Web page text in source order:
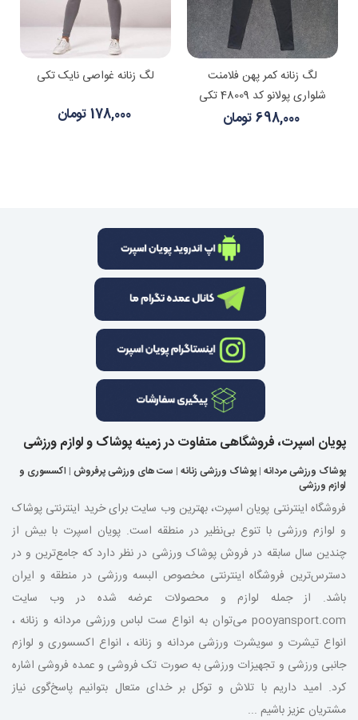
لگ زنانه غواصی نایک تکی
178,000 تومان
لگ زنانه کمر پهن فلامنت
شلواری پولانو کد 48009 تکی
698,000 تومان
پویان اسپرت، فروشگاهی متفاوت در زمینه پوشاک و لوازم ورزشی
پوشاک ورزشی مردانه | پوشاک ورزشی زنانه | ست های ورزشی پرفروش | اکسسوری و
لوازم ورزشی
فروشگاه اینترنتی پویان اسپرت، بهترین وب سایت برای خرید اینترنتی پوشاک
و لوازم ورزشی با تنوع بی‌نظیر در منطقه است. پویان اسپرت با بیش از
چندین سال سابقه در فروش پوشاک ورزشی در نظر دارد که جامع‌ترین و در
دسترس‌ترین فروشگاه اینترنتی مخصوص البسه ورزشی در منطقه و ایران
باشد. از جمله لوازم و محصولات عرضه شده در وب سایت
pooyansport.com می‌توان به انواع ست لباس ورزشی مردانه و زنانه ،
انواع تیشرت و سویشرت ورزشی مردانه و زنانه ، انواع اکسسوری و لوازم
جانبی ورزشی و تجهیزات ورزشی به صورت تک فروشی و عمده فروشی اشاره
کرد. امید داریم با تلاش و توکل بر خدای متعال بتوانیم پاسخ‌گوی نیاز
مشتریان عزیز باشیم ...